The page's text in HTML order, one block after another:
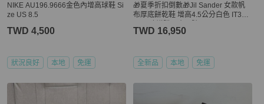
NIKE AU196.9666金色內增高球鞋 Si
ze US 8.5
TWD 4,500
狀況良好 本地 免運
🎁夏季折扣倒數🎁Jil Sander 女款帆
布厚底餅乾鞋 增高4.5公分白色 IT37/3
TWD 16,950
全新品 本地 免運